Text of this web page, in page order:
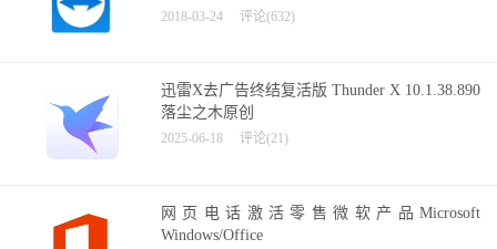
2018-03-24 评论(632)
迅雷X去广告终结复活版 Thunder X 10.1.38.890
落尘之木原创
2025-06-18 评论(21)
网页电话激活零售微软产品Microsoft
Windows/Office